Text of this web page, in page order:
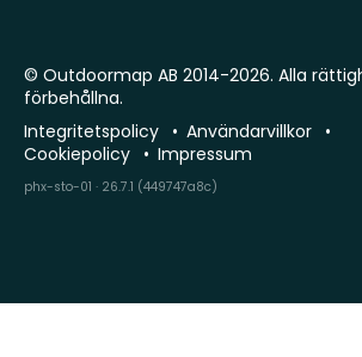
© Outdoormap AB 2014-2026. Alla
förbehållna.
Integritetspolicy
Användarvillkor
Cookiepolicy
Impressum
phx-sto-01 · 26.7.1 (449747a8c)